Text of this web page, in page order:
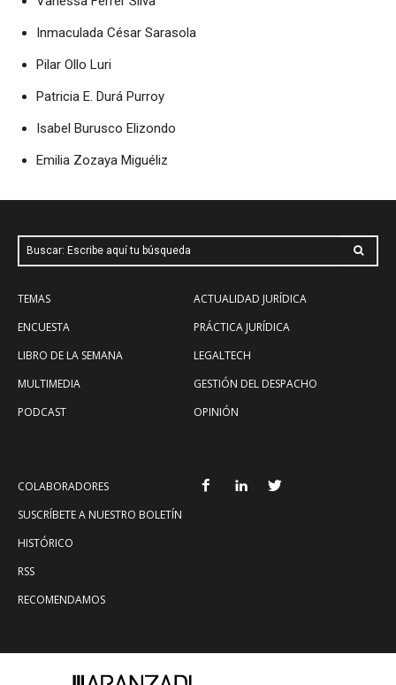
Inmaculada César Sarasola
Pilar Ollo Luri
Patricia E. Durá Purroy
Isabel Burusco Elizondo
Emilia Zozaya Miguéliz
Buscar: Escribe aquí tu búsqueda
TEMAS
ENCUESTA
LIBRO DE LA SEMANA
MULTIMEDIA
PODCAST
ACTUALIDAD JURÍDICA
PRÁCTICA JURÍDICA
LEGALTECH
GESTIÓN DEL DESPACHO
OPINIÓN
COLABORADORES
SUSCRÍBETE A NUESTRO BOLETÍN
HISTÓRICO
RSS
RECOMENDAMOS